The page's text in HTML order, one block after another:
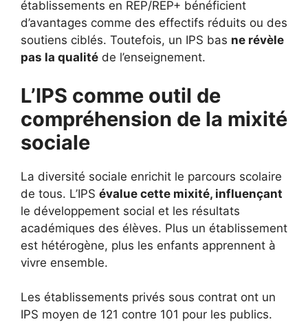
établissements en REP/REP+ bénéficient
d’avantages comme des effectifs réduits ou des
soutiens ciblés. Toutefois, un IPS bas ne révèle
pas la qualité de l’enseignement.
L’IPS comme outil de
compréhension de la mixité
sociale
La diversité sociale enrichit le parcours scolaire
de tous. L’IPS évalue cette mixité, influençant
le développement social et les résultats
académiques des élèves. Plus un établissement
est hétérogène, plus les enfants apprennent à
vivre ensemble.
Les établissements privés sous contrat ont un
IPS moyen de 121 contre 101 pour les publics.